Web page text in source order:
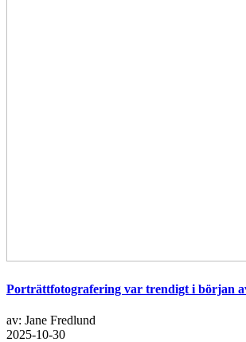
Porträttfotografering var trendigt i början
av: Jane Fredlund
2025-10-30